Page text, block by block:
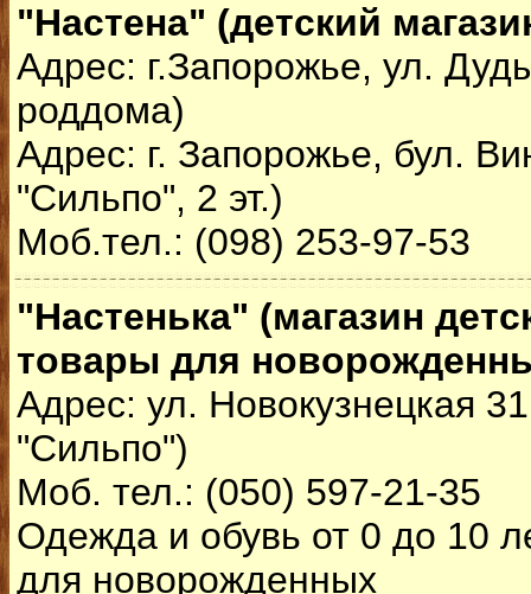
"Настена" (детский
Адрес: г.Запорожье, ул.
роддома)
Адрес: г. Запорожье, бул.
"Сильпо", 2 эт.)
Моб.тел.: (098) 253-97-53
"Настенька" (магазин
товары для
Адрес: ул. Новокузнецкая
"Сильпо")
Моб. тел.: (050) 597-21-35
Одежда и обувь от 0 до 10
для новорожденных